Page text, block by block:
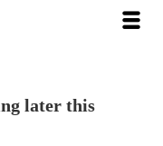
later this